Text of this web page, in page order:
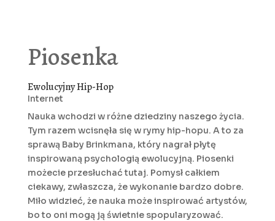
Piosenka
Ewolucyjny Hip-Hop
Internet
Nauka wchodzi w różne dziedziny naszego życia.
Tym razem wcisnęła się w rymy hip-hopu. A to za
sprawą Baby Brinkmana, który nagrał płytę
inspirowaną psychologią ewolucyjną. Piosenki
możecie przesłuchać tutaj. Pomysł całkiem
ciekawy, zwłaszcza, że wykonanie bardzo dobre.
Miło widzieć, że nauka może inspirować artystów,
bo to oni mogą ją świetnie spopularyzować.